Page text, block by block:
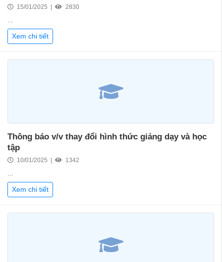
15/01/2025 | 2830
...
Xem chi tiết
Thông báo v/v thay đổi hình thức giảng dạy và học
tập
10/01/2025 | 1342
...
Xem chi tiết